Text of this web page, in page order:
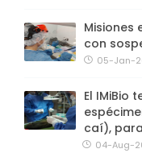
Misiones
con
05-Jan-
El IMiBio
caí),
04-Aug-